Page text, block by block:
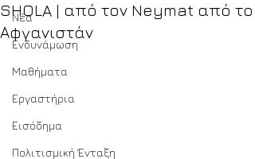
Νέα
Ενδυνάμωση
Μαθήματα
Εργαστήρια
Εισόδημα
Πολιτισμική Ένταξη
SHOLA | από τον Neymat από το
Αφγανιστάν